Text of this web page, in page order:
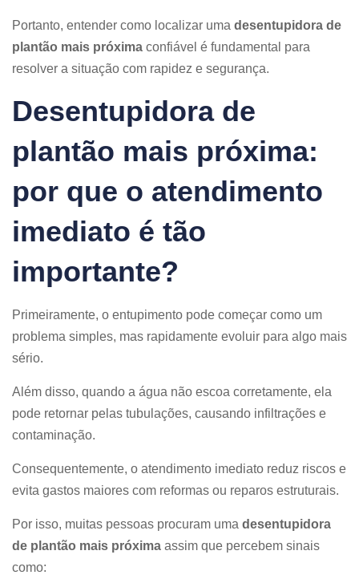
Portanto, entender como localizar uma desentupidora de
plantão mais próxima confiável é fundamental para
resolver a situação com rapidez e segurança.
Desentupidora de
plantão mais próxima:
por que o atendimento
imediato é tão
importante?
Primeiramente, o entupimento pode começar como um
problema simples, mas rapidamente evoluir para algo mais
sério.
Além disso, quando a água não escoa corretamente, ela
pode retornar pelas tubulações, causando infiltrações e
contaminação.
Consequentemente, o atendimento imediato reduz riscos e
evita gastos maiores com reformas ou reparos estruturais.
Por isso, muitas pessoas procuram uma desentupidora
de plantão mais próxima assim que percebem sinais
como: